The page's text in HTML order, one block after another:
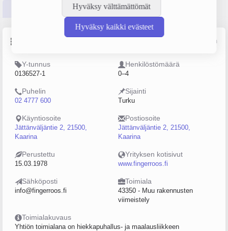
Hyväksy välttämättömät
Hyväksy kaikki evästeet
Tilinpäätösluvut Päättäjätiedot
Lähde: YTJ, PRH, Traficom
Y-tunnus
0136527-1
Henkilöstömäärä
0–4
Puhelin
02 4777 600
Sijainti
Turku
Käyntiosoite
Jättänväljäntie 2, 21500,
Kaarina
Postiosoite
Jättänväljäntie 2, 21500,
Kaarina
Perustettu
15.03.1978
Yrityksen kotisivut
www.fingerroos.fi
Sähköposti
info@fingerroos.fi
Toimiala
43350 - Muu rakennusten
viimeistely
Toimialakuvaus
Yhtiön toimialana on hiekkapuhallus- ja maalausliikkeen